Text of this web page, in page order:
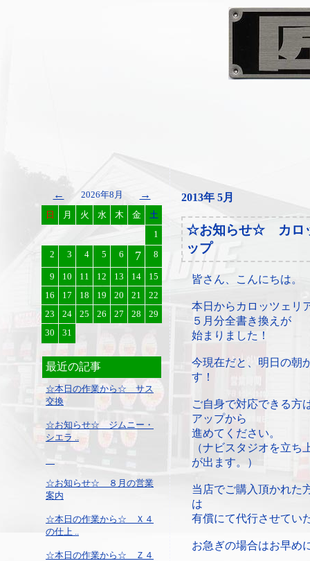
← 2026年8月 →
日 月 火 水 木 金
土
1
2
3 4 5 6 7 8
9 10 11 12 13 14
15
16
17 18 19 20 21
22
23
24 25 26 27 28
29
30
31
最近の記事
☆本日の作業から☆ サス
交換
☆お知らせ☆ ジムニー・
シエラ ..
☆お知らせ☆ ８月の営業
案内
☆本日の作業から☆ Ｘ４
の仕上 ..
☆本日の作業から☆ Ｚ４
2013年 5月
☆お知らせ☆ カロ
ップ
皆さん、こんにちは。
本日からカロッツェリ
５月分全書き換えが
始まりました！
今現在だと、明日の朝
す！
ご自身で対応できる方
アップから
進めてください。
（ナビスタジオを立
が出ます。）
当店でご購入頂かれた
は
有償にて代行させてい
お急ぎの場合はお早め